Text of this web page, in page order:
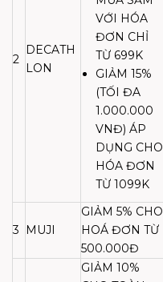
2
DECATH
LON
VỚI HÓA
ĐƠN CHỈ
TỪ 699K
GIẢM 15%
(TỐI ĐA
1.000.000
VNĐ) ÁP
DỤNG CHO
HÓA ĐƠN
TỪ 1099K
3 MUJI
GIẢM 5% CHO
HOÁ ĐƠN TỪ
500.000Đ
GIẢM 10%